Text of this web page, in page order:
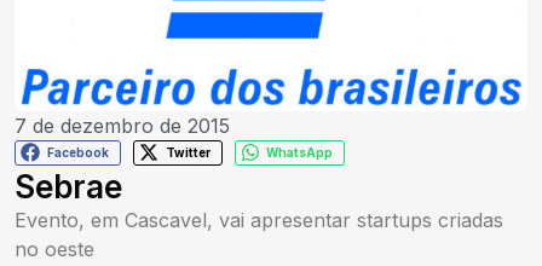
7 de dezembro de 2015
Facebook Twitter WhatsApp
Sebrae
Evento, em Cascavel, vai apresentar startups criadas
no oeste